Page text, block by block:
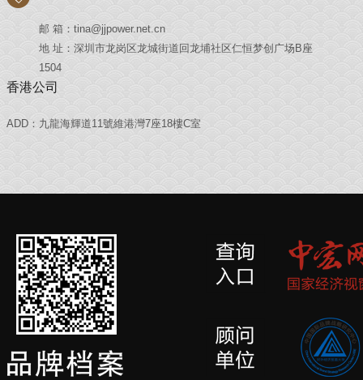
邮 箱：tina@jjpower.net.cn
地 址：深圳市龙岗区龙城街道回龙埔社区仁恒梦创广场B座
1504
香港公司
ADD：九龍海輝道11號維港灣7座18樓C室